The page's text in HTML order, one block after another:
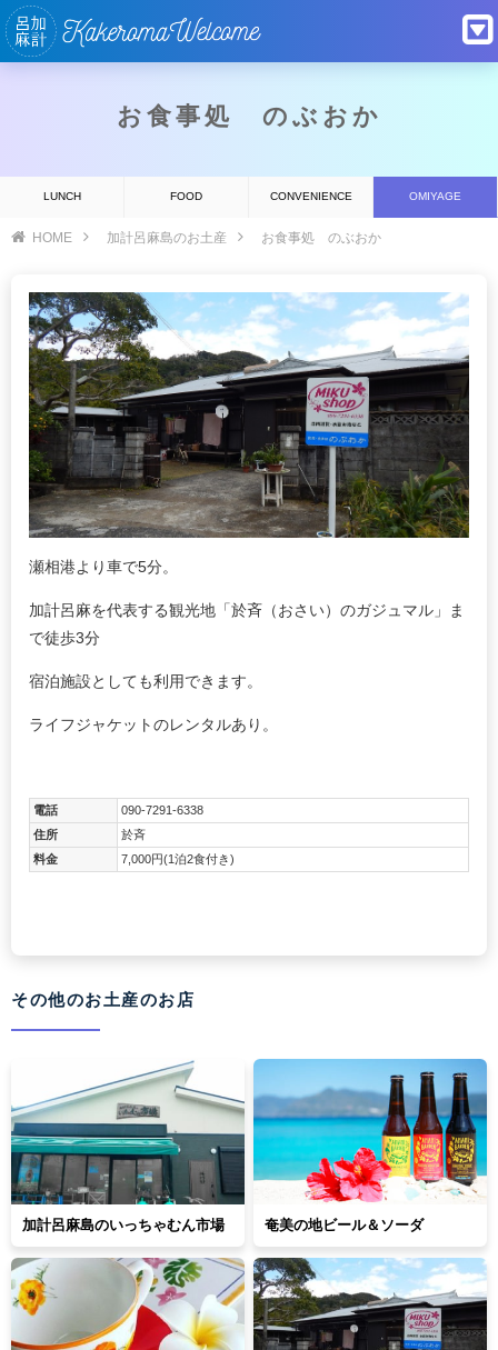
お食事処 のぶおか
LUNCH FOOD CONVENIENCE OMIYAGE
HOME 加計呂麻島のお土産 お食事処 のぶおか
瀬相港より車で5分。
加計呂麻を代表する観光地「於斉（おさい）のガジュマル」ま
で徒歩3分
宿泊施設としても利用できます。
ライフジャケットのレンタルあり。
電話
090-7291-6338
住所
於斉
料金
7,000円(1泊2食付き)
その他のお土産のお店
加計呂麻島のいっちゃむん市場 奄美の地ビール＆ソーダ